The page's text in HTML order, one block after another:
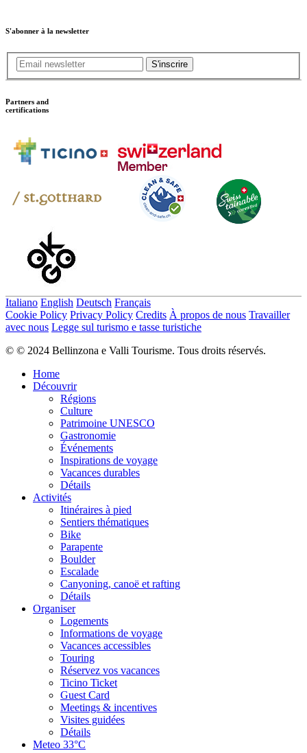
S'abonner à la newsletter
S'inscrire
Partners and
certifications
Italiano English Deutsch Français
Cookie Policy Privacy Policy Credits À propos de nous Travailler
avec nous Legge sul turismo e tasse turistiche
© © 2024 Bellinzona e Valli Tourisme. Tous droits réservés.
Home
Découvrir
Régions
Culture
Patrimoine UNESCO
Gastronomie
Événements
Inspirations de voyage
Vacances durables
Détails
Activités
Itinéraires à pied
Sentiers thématiques
Bike
Parapente
Boulder
Escalade
Canyoning, canoë et rafting
Détails
Organiser
Logements
Informations de voyage
Vacances accessibles
Touring
Réservez vos vacances
Ticino Ticket
Guest Card
Meetings & incentives
Visites guidées
Détails
Meteo 33°C